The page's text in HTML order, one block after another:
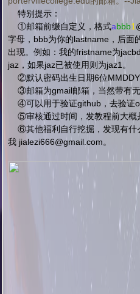
特别提示：
①邮箱前缀自定义，格式abbb1
字母，bbb为你的lastname，后面
出现。例如：我的fristname为
jaz，如果jaz已被使用则为jaz1。
②默认密码出生日期6位
③邮箱为gmail邮箱，当然带有
④可以用于验证github，去验证
⑤审核通过时间，发教程前大概
⑥其他福利自行挖掘，发现有什
我 jialezi666@gmail.com。